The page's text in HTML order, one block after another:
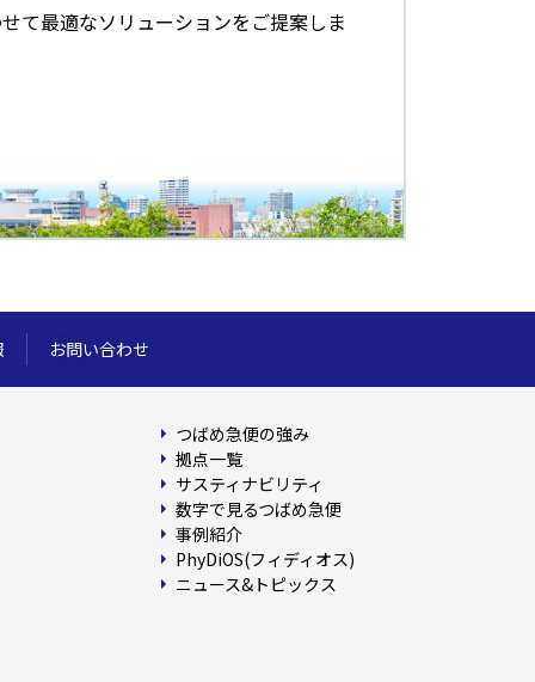
て最適なソリューションをご提案しま
お問い合わせ
つばめ急便の強み
拠点一覧
サスティナビリティ
数字で見るつばめ急便
事例紹介
PhyDiOS(フィディオス)
ニュース&トピックス